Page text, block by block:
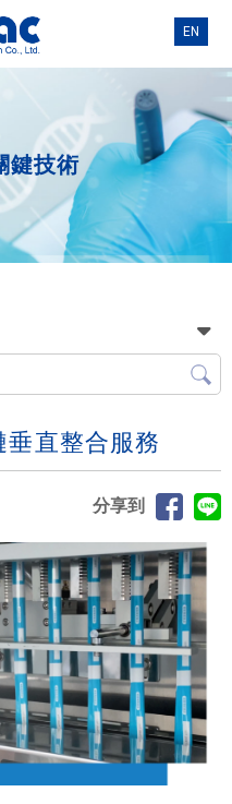
鍵技術
直整合服務
分享到